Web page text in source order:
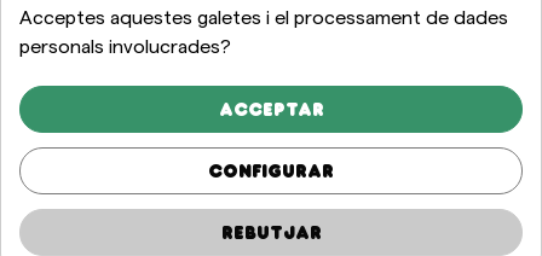
Acceptes aquestes galetes i el processament de dades
personals involucrades?
Acceptar
Configurar
Rebutjar